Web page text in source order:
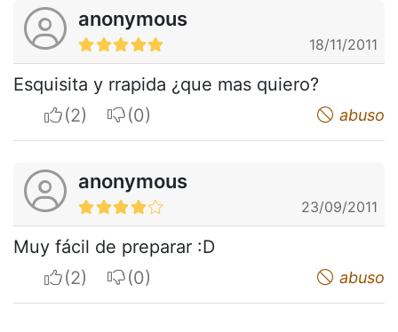
anonymous
18/11/2011
Esquisita y rrapida ¿que mas quiero?
I apreciateI do not appreciate abuso
anonymous
23/09/2011
Muy fácil de preparar :D
I apreciateI do not appreciate abuso